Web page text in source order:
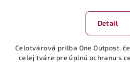
Detail
Celotvárová prilba One Outpost,
celej tváre pre úplnú ochranu s